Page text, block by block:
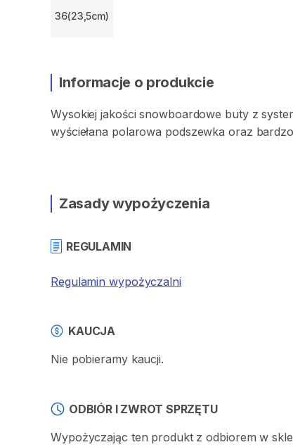
36(23,5cm)
Informacje o produkcie
Wysokiej jakości snowboardowe buty z
wyściełana polarowa podszewka oraz bardzo
Zasady wypożyczenia
REGULAMIN
Regulamin wypożyczalni
KAUCJA
Nie pobieramy kaucji.
ODBIÓR I ZWROT SPRZĘTU
Wypożyczając ten produkt z odbiorem w